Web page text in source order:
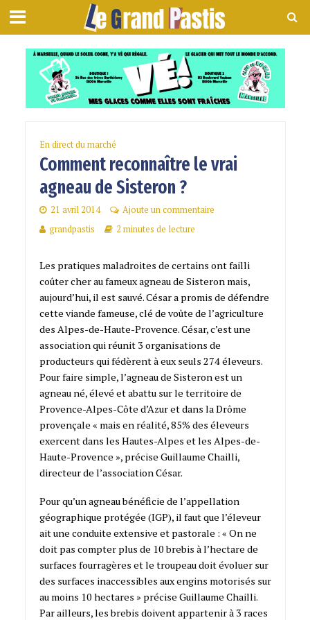
En direct du marché
Comment reconnaître le vrai
agneau de Sisteron ?
21 avril 2014
Ajoute un commentaire
grandpastis
2 minutes de lecture
Les pratiques maladroites de certains ont failli
coûter cher au fameux agneau de Sisteron mais,
aujourd’hui, il est sauvé. César a promis de défendre
cette viande fameuse, clé de voûte de l’agriculture
des Alpes-de-Haute-Provence. César, c’est une
association qui réunit 3 organisations de
producteurs qui fédèrent à eux seuls 274 éleveurs.
Pour faire simple, l’agneau de Sisteron est un
agneau né, élevé et abattu sur le territoire de
Provence-Alpes-Côte d’Azur et dans la Drôme
provençale « mais en réalité, 85% des éleveurs
exercent dans les Hautes-Alpes et les Alpes-de-
Haute-Provence », précise Guillaume Chailli,
directeur de l’association César.
Pour qu’un agneau bénéficie de l’appellation
géographique protégée (IGP), il faut que l’éleveur
ait une conduite extensive et pastorale : « On ne
doit pas compter plus de 10 brebis à l’hectare de
surfaces fourragères et le troupeau doit évoluer sur
des surfaces inaccessibles aux engins motorisés sur
au moins 10 hectares » précise Guillaume Chailli.
Par ailleurs, les brebis doivent appartenir à 3 races